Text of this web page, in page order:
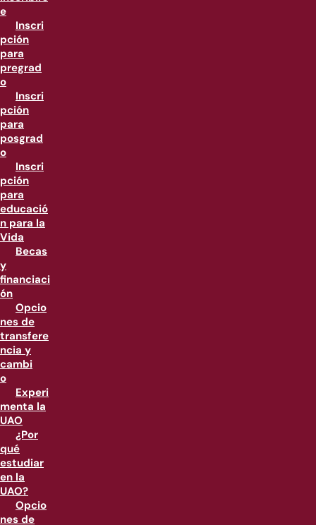
e
Inscri
pción
para
pregrad
o
Inscri
pción
para
posgrad
o
Inscri
pción
para
educació
n para la
Vida
Becas
y
financiaci
ón
Opcio
nes de
transfere
ncia y
cambi
o
Experi
menta la
UAO
¿Por
qué
estudiar
en la
UAO?
Opcio
nes de